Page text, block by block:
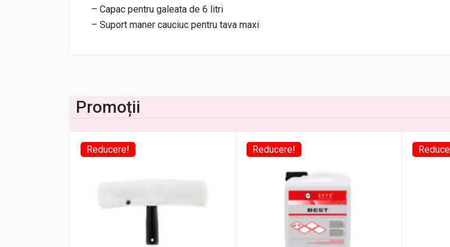
– Capac pentru galeata de 6 litri
– Suport maner cauciuc pentru tava maxi
Promoții
Reducere! Reducere!